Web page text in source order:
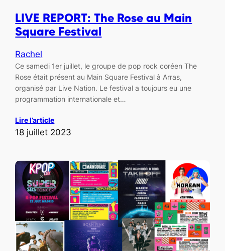
LIVE REPORT: The Rose au Main
Square Festival
Rachel
Ce samedi 1er juillet, le groupe de pop rock coréen The
Rose était présent au Main Square Festival à Arras,
organisé par Live Nation. Le festival a toujours eu une
programmation internationale et…
Lire l’article
18 juillet 2023